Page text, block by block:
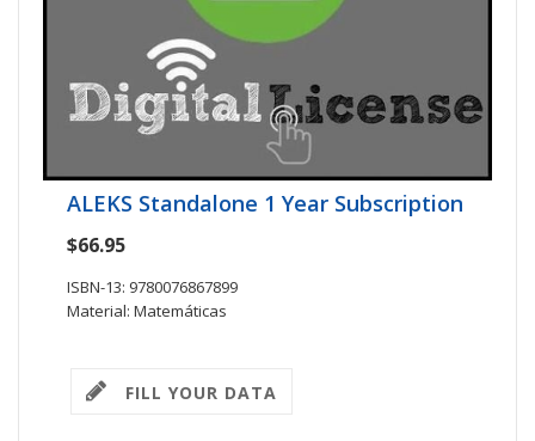
ALEKS Standalone 1 Year Subscription
$66.95
ISBN-13: 9780076867899
Material: Matemáticas
FILL YOUR DATA